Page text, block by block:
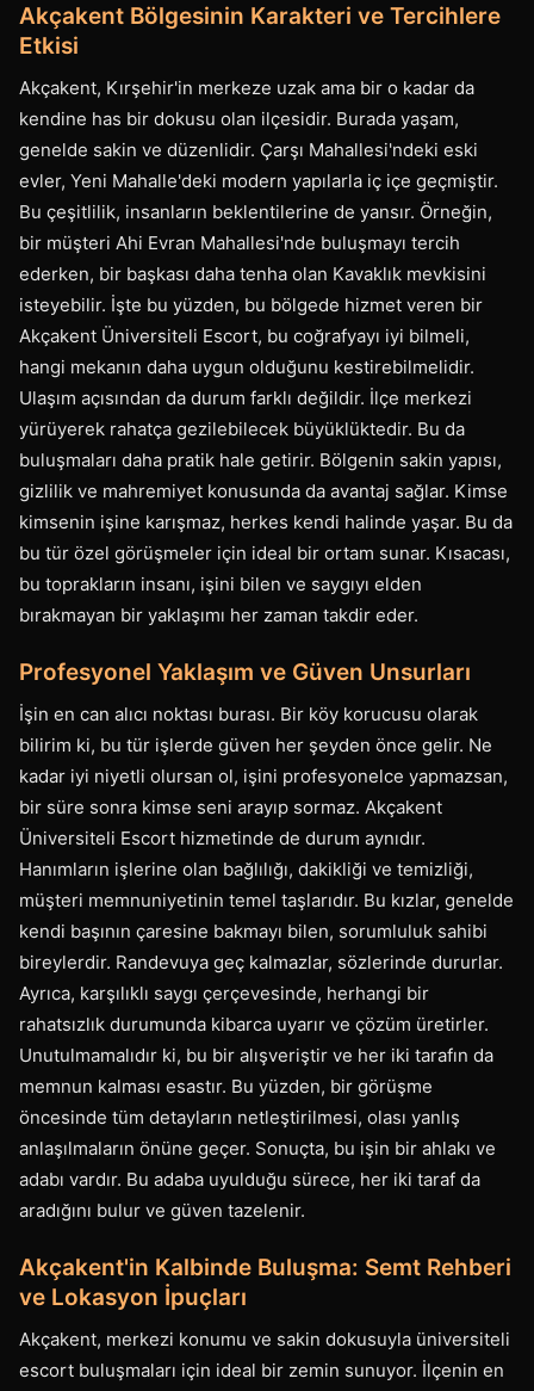
Akçakent Bölgesinin Karakteri ve Tercihlere
Etkisi
Akçakent, Kırşehir'in merkeze uzak ama bir o kadar da
kendine has bir dokusu olan ilçesidir. Burada yaşam,
genelde sakin ve düzenlidir. Çarşı Mahallesi'ndeki eski
evler, Yeni Mahalle'deki modern yapılarla iç içe geçmiştir.
Bu çeşitlilik, insanların beklentilerine de yansır. Örneğin,
bir müşteri Ahi Evran Mahallesi'nde buluşmayı tercih
ederken, bir başkası daha tenha olan Kavaklık mevkisini
isteyebilir. İşte bu yüzden, bu bölgede hizmet veren bir
Akçakent Üniversiteli Escort, bu coğrafyayı iyi bilmeli,
hangi mekanın daha uygun olduğunu kestirebilmelidir.
Ulaşım açısından da durum farklı değildir. İlçe merkezi
yürüyerek rahatça gezilebilecek büyüklüktedir. Bu da
buluşmaları daha pratik hale getirir. Bölgenin sakin yapısı,
gizlilik ve mahremiyet konusunda da avantaj sağlar. Kimse
kimsenin işine karışmaz, herkes kendi halinde yaşar. Bu da
bu tür özel görüşmeler için ideal bir ortam sunar. Kısacası,
bu toprakların insanı, işini bilen ve saygıyı elden
bırakmayan bir yaklaşımı her zaman takdir eder.
Profesyonel Yaklaşım ve Güven Unsurları
İşin en can alıcı noktası burası. Bir köy korucusu olarak
bilirim ki, bu tür işlerde güven her şeyden önce gelir. Ne
kadar iyi niyetli olursan ol, işini profesyonelce yapmazsan,
bir süre sonra kimse seni arayıp sormaz. Akçakent
Üniversiteli Escort hizmetinde de durum aynıdır.
Hanımların işlerine olan bağlılığı, dakikliği ve temizliği,
müşteri memnuniyetinin temel taşlarıdır. Bu kızlar, genelde
kendi başının çaresine bakmayı bilen, sorumluluk sahibi
bireylerdir. Randevuya geç kalmazlar, sözlerinde dururlar.
Ayrıca, karşılıklı saygı çerçevesinde, herhangi bir
rahatsızlık durumunda kibarca uyarır ve çözüm üretirler.
Unutulmamalıdır ki, bu bir alışveriştir ve her iki tarafın da
memnun kalması esastır. Bu yüzden, bir görüşme
öncesinde tüm detayların netleştirilmesi, olası yanlış
anlaşılmaların önüne geçer. Sonuçta, bu işin bir ahlakı ve
adabı vardır. Bu adaba uyulduğu sürece, her iki taraf da
aradığını bulur ve güven tazelenir.
Akçakent'in Kalbinde Buluşma: Semt Rehberi
ve Lokasyon İpuçları
Akçakent, merkezi konumu ve sakin dokusuyla üniversiteli
escort buluşmaları için ideal bir zemin sunuyor. İlçenin en